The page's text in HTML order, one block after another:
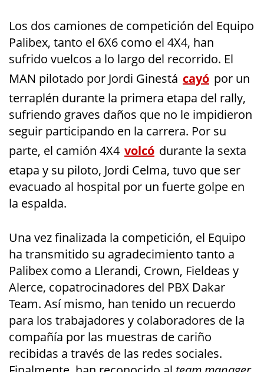
Los dos camiones de competición del Equipo
Palibex, tanto el 6X6 como el 4X4, han
sufrido vuelcos a lo largo del recorrido. El
MAN pilotado por Jordi Ginestá cayó por un
terraplén durante la primera etapa del rally,
sufriendo graves daños que no le impidieron
seguir participando en la carrera. Por su
parte, el camión 4X4 volcó durante la sexta
etapa y su piloto, Jordi Celma, tuvo que ser
evacuado al hospital por un fuerte golpe en
la espalda.
Una vez finalizada la competición, el Equipo
ha transmitido su agradecimiento tanto a
Palibex como a Llerandi, Crown, Fieldeas y
Alerce, copatrocinadores del PBX Dakar
Team. Así mismo, han tenido un recuerdo
para los trabajadores y colaboradores de la
compañía por las muestras de cariño
recibidas a través de las redes sociales.